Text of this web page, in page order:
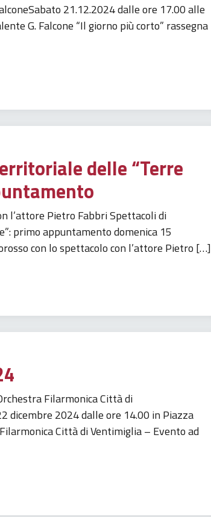
21.12.2024 dalle ore 17.00 alle
G. Falcone “Il giorno più corto” rassegna
delle “Terre
l’attore Pietro Fabbri Spettacoli di
primo appuntamento domenica 15
con lo spettacolo con l’attore Pietro […]
Filarmonica Città di
dicembre 2024 dalle ore 14.00 in Piazza
Città di Ventimiglia – Evento ad